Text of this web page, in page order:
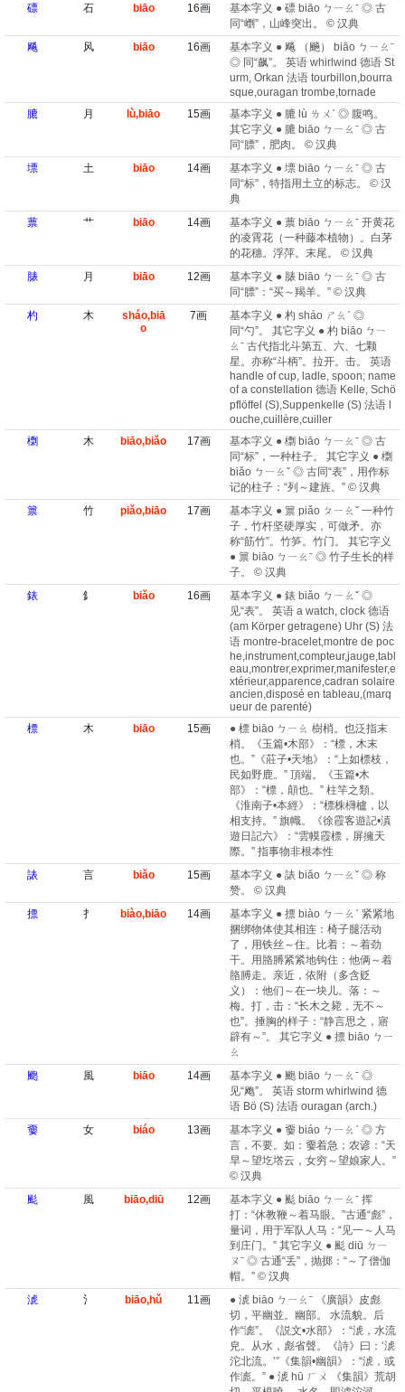
磦
石 biāo 16画
基本字义 ● 磦 biāo ㄅㄧㄠˉ ◎ 古
同“㠒”，山峰突出。 © 汉典
飚
风 biāo 16画
基本字义 ● 飚 （飈） biāo ㄅㄧㄠˉ
◎ 同“飙”。 英语 whirlwind 德语 St
urm, Orkan 法语 tourbillon,bourra
sque,ouragan trombe,tornade
膔
月 lù,biāo 15画
基本字义 ● 膔 lù ㄌㄨˋ ◎ 腹鸣。
其它字义 ● 膔 biāo ㄅㄧㄠˉ ◎ 古
同“膘”，肥肉。 © 汉典
墂
土 biāo 14画
基本字义 ● 墂 biāo ㄅㄧㄠˉ ◎ 古
同“标”，特指用土立的标志。 © 汉
典
蔈
艹 biāo 14画
基本字义 ● 蔈 biāo ㄅㄧㄠˉ 开黄花
的凌霄花（一种藤本植物）。白茅
的花穗。浮萍。末尾。 © 汉典
脿
月 biāo 12画
基本字义 ● 脿 biāo ㄅㄧㄠˉ ◎ 古
同“膘”：“买～羯羊。” © 汉典
杓
木
sháo,biā
o
7画
基本字义 ● 杓 sháo ㄕㄠˊ ◎
同“勺”。 其它字义 ● 杓 biāo ㄅㄧ
ㄠˉ 古代指北斗第五、六、七颗
星。亦称“斗柄”。拉开。击。 英语
handle of cup, ladle, spoon; name
of a constellation 德语 Kelle, Schö
pflöffel (S)​,Suppenkelle (S) 法语 l
ouche,cuillère,cuiller
檦
木 biāo,biǎo 17画
基本字义 ● 檦 biāo ㄅㄧㄠˉ ◎ 古
同“标”，一种柱子。 其它字义 ● 檦
biǎo ㄅㄧㄠˇ ◎ 古同“表”，用作标
记的柱子：“列～建旌。” © 汉典
篻
竹 piǎo,biāo 17画
基本字义 ● 篻 piǎo ㄆㄧㄠˇ 一种竹
子，竹杆坚硬厚实，可做矛。亦
称“筋竹”。竹笋。竹门。 其它字义
● 篻 biāo ㄅㄧㄠˉ ◎ 竹子生长的样
子。 © 汉典
錶
釒 biǎo 16画
基本字义 ● 錶 biǎo ㄅㄧㄠˇ ◎
见“表”。 英语 a watch, clock 德语
(am Körper getragene)​ Uhr (S) 法
语 montre-bracelet,montre de poc
he,instrument,compteur,jauge,tabl
eau,montrer,exprimer,manifester,e
xtérieur,apparence,cadran solaire
ancien,disposé en tableau,(marq
ueur de parenté)​
標
木 biāo 15画
● 標 biāo ㄅㄧㄠ 樹梢。也泛指末
梢。《玉篇•木部》：“標，木末
也。”《莊子•天地》：“上如標枝，
民如野鹿。” 頂端。《玉篇•木
部》：“標，顛也。” 柱竿之類。
《淮南子•本經》：“標株欂櫨，以
相支持。” 旗幟。《徐霞客遊記•滇
遊日記六》：“雲幙霞標，屏擁天
際。” 指事物非根本性
諘
言 biǎo 15画
基本字义 ● 諘 biǎo ㄅㄧㄠˇ ◎ 称
赞。 © 汉典
摽
扌 biào,biāo 14画
基本字义 ● 摽 biào ㄅㄧㄠˋ 紧紧地
捆绑物体使其相连：椅子腿活动
了，用铁丝～住。比着：～着劲
干。用胳膊紧紧地钩住：他俩～着
胳膊走。亲近，依附（多含贬
义）：他们～在一块儿。落：～
梅。打，击：“长木之毙，无不～
也”。捶胸的样子：“静言思之，寤
辟有～”。 其它字义 ● 摽 biāo ㄅㄧ
ㄠ
颮
風 biāo 14画
基本字义 ● 颮 biāo ㄅㄧㄠˉ ◎
见“飑”。 英语 storm whirlwind 德
语 Bö (S) 法语 ouragan (arch.)​
嫑
女 biáo 13画
基本字义 ● 嫑 biáo ㄅㄧㄠˊ ◎ 方
言，不要。如：嫑着急；农谚：“天
旱～望圪㙮云，女穷～望娘家人。”
© 汉典
颩
風 biāo,diū 12画
基本字义 ● 颩 biāo ㄅㄧㄠˉ 挥
打：“休教鞭～着马眼。”古通“彪”，
量词，用于军队人马：“见一～人马
到庄门。” 其它字义 ● 颩 diū ㄉㄧ
ㄡˉ ◎ 古通“丢”，抛掷：“～了僧伽
帽。” © 汉典
淲
氵 biāo,hǔ 11画
● 淲 biāo ㄅㄧㄠˉ 《廣韻》皮彪
切，平幽並。幽部。 水流貌。后
作“滮”。《説文•水部》：“淲，水流
皃。从水，彪省聲。《詩》曰：‘淲
沱北流。’”《集韻•幽韻》：“淲，或
作滮。” ● 淲 hū ㄏㄨ 《集韻》荒胡